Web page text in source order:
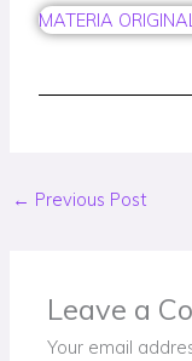
MATERIA
← Previous Post
Leave a
Your email